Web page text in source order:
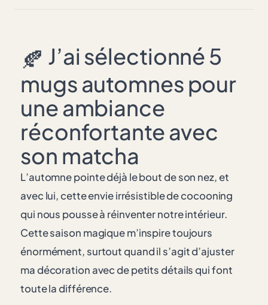
🍂 J’ai sélectionné 5
mugs automnes pour
une ambiance
réconfortante avec
son matcha
L’automne pointe déjà le bout de son nez, et
avec lui, cette envie irrésistible de cocooning
qui nous pousse à réinventer notre intérieur.
Cette saison magique m’inspire toujours
énormément, surtout quand il s’agit d’ajuster
ma décoration avec de petits détails qui font
toute la différence.